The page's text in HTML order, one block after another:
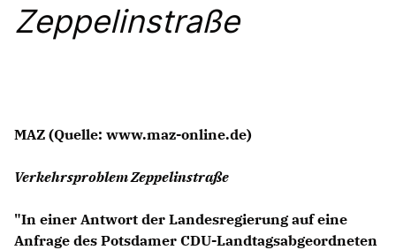
Kleine Anfragen
CDU Fraktion im Brandenburger Landtag
CDU Brandenburg
Zeppelinstraße
MAZ (Quelle: www.maz-online.de)
Verkehrsproblem Zeppelinstraße
"In einer Antwort der Landesregierung auf eine
Anfrage des Potsdamer CDU-Landtagsabgeordneten